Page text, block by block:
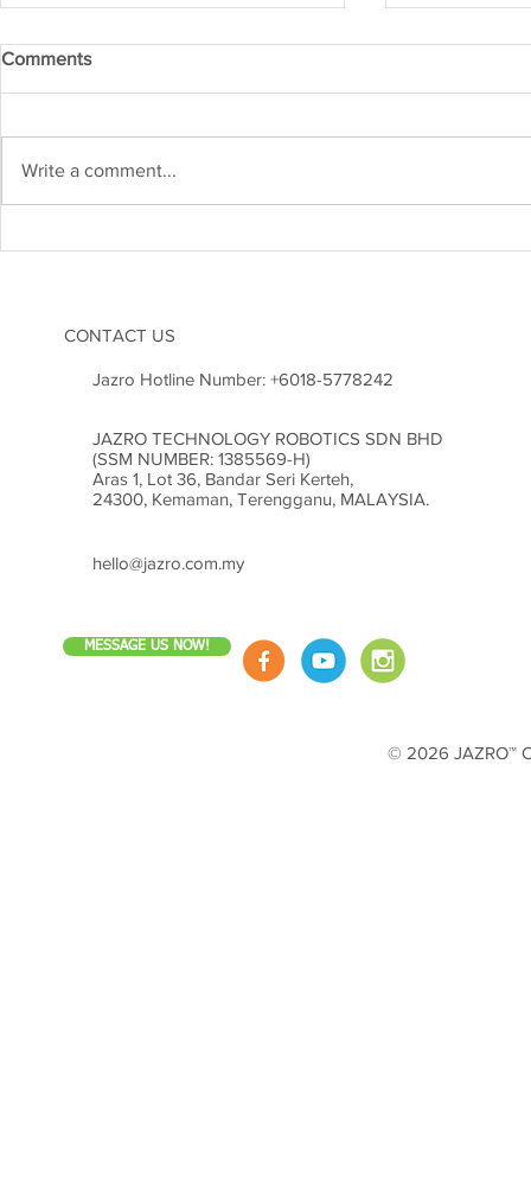
Comments
Write a comment...
CONTACT US
Jazro Hotline Number: +6018-5778242
JAZRO TECHNOLOGY ROBOTICS SDN BHD
(SSM NUMBER: 1385569-H)
Aras 1, Lot 36, Bandar Seri Kerteh,
24300, Kemaman, Terengganu, MALAYSIA.
hello@jazro.com.my
MESSAGE US NOW!
© 2026 JAZRO™